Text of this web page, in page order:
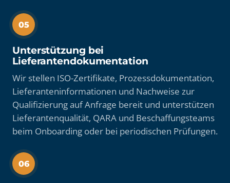
05
Unterstützung bei
Lieferantendokumentation
Wir stellen ISO-Zertifikate, Prozessdokumentation,
Lieferanteninformationen und Nachweise zur
Qualifizierung auf Anfrage bereit und unterstützen
Lieferantenqualität, QARA und Beschaffungsteams
beim Onboarding oder bei periodischen Prüfungen.
06